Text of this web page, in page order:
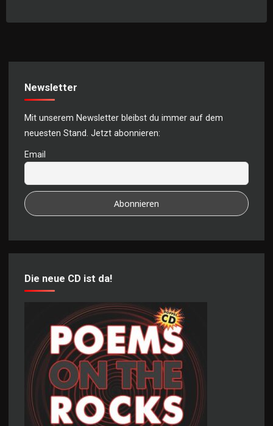
Newsletter
Mit unserem Newsletter bleibst du immer auf dem
neuesten Stand. Jetzt abonnieren:
Email
Die neue CD ist da!